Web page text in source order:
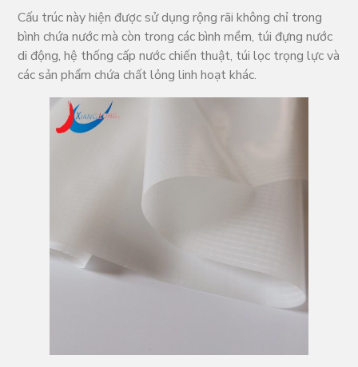
Cấu trúc này hiện được sử dụng rộng rãi không chỉ trong
bình chứa nước mà còn trong các bình mềm, túi đựng nước
di động, hệ thống cấp nước chiến thuật, túi lọc trọng lực và
các sản phẩm chứa chất lỏng linh hoạt khác.